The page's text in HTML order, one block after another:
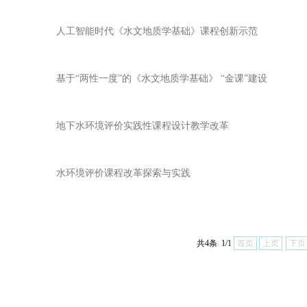
人工智能时代《水文地质学基础》课程创新示范
基于“两性一度”的《水文地质学基础》 “金课”建设
地下水环境评价实践性课程设计教学改革
水环境评价课程改革探索与实践
共4条 1/1 首页 上页 下页